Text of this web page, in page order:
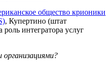
общество крионики
, Купертино (штат
интегратора услуг